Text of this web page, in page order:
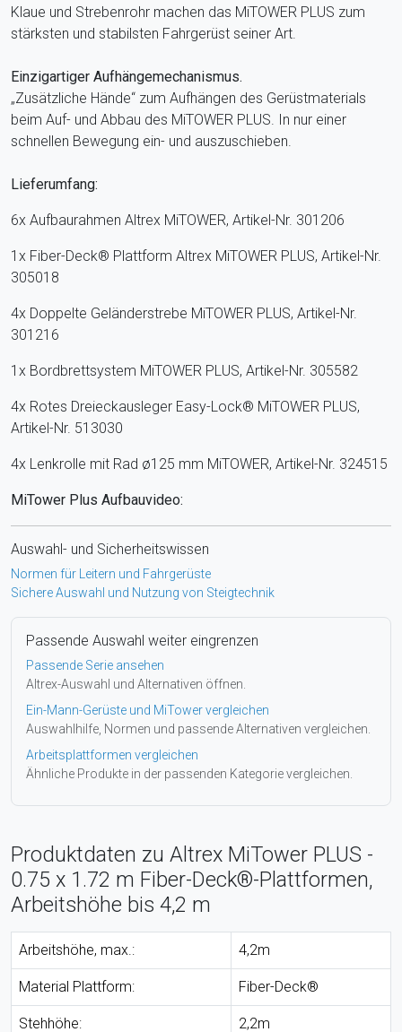
Klaue und Strebenrohr machen das MiTOWER PLUS zum
stärksten und stabilsten Fahrgerüst seiner Art.
Einzigartiger Aufhängemechanismus.
„Zusätzliche Hände“ zum Aufhängen des Gerüstmaterials
beim Auf- und Abbau des MiTOWER PLUS. In nur einer
schnellen Bewegung ein- und auszuschieben.
Lieferumfang:
6x Aufbaurahmen Altrex MiTOWER, Artikel-Nr. 301206
1x Fiber-Deck® Plattform Altrex MiTOWER PLUS, Artikel-Nr.
305018
4x Doppelte Geländerstrebe MiTOWER PLUS, Artikel-Nr.
301216
1x Bordbrettsystem MiTOWER PLUS, Artikel-Nr. 305582
4x Rotes Dreieckausleger Easy-Lock® MiTOWER PLUS,
Artikel-Nr. 513030
4x Lenkrolle mit Rad ø125 mm MiTOWER, Artikel-Nr. 324515
MiTower Plus Aufbauvideo:
Auswahl- und Sicherheitswissen
Normen für Leitern und Fahrgerüste
Sichere Auswahl und Nutzung von Steigtechnik
Passende Auswahl weiter eingrenzen
Passende Serie ansehen
Altrex-Auswahl und Alternativen öffnen.
Ein-Mann-Gerüste und MiTower vergleichen
Auswahlhilfe, Normen und passende Alternativen vergleichen.
Arbeitsplattformen vergleichen
Ähnliche Produkte in der passenden Kategorie vergleichen.
Produktdaten zu Altrex MiTower PLUS -
0.75 x 1.72 m Fiber-Deck®-Plattformen,
Arbeitshöhe bis 4,2 m
Arbeitshöhe, max.: 4,2m
Material Plattform: Fiber-Deck®
Stehhöhe: 2,2m